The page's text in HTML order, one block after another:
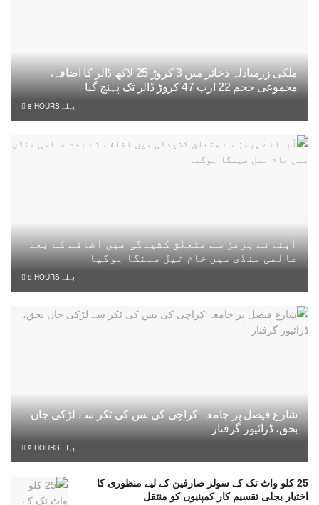
ملکی زرمبادلہ ذخائر میں 3 کروڑ 25 لاکھ ڈالر کا اضافہ،
مجموعی حجم 22 ارب 47 کروڑ ڈالر تک پہنچ گیا
8 HOURS پہلے
آبنائے ہرمز سے متعلق کشیدگی میں اضافے کے بعد
عالمی منڈی میں خام تیل مہنگا ہوگیا
8 HOURS پہلے
شارع فیصل پر جامعہ کراچی کی بس کی ٹکر سے لڑکی جاں
بحق، ڈرائیور گرفتار
9 HOURS پہلے
25 کلو واٹ تک کے سولر صارفین کے لیے منظوری کا
اختیار بجلی تقسیم کار کمپنیوں کو منتقل